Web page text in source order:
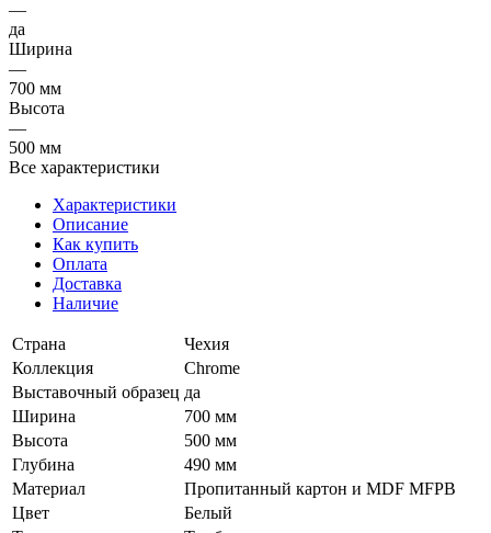
—
да
Ширина
—
700 мм
Высота
—
500 мм
Все характеристики
Характеристики
Описание
Как купить
Оплата
Доставка
Наличие
Страна
Чехия
Коллекция
Chrome
Выставочный образец да
Ширина
700 мм
Высота
500 мм
Глубина
490 мм
Материал
Пропитанный картон и MDF MFPB
Цвет
Белый